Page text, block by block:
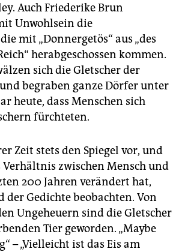
Auch Friederike Brun
Unwohlsein die
mit „Donnergetös“ aus „des
herabgeschossen kommen.
sich die Gletscher der
begraben ganze Dörfer unter
heute, dass Menschen sich
fürchteten.
Zeit stets den Spiegel vor, und
Verhältnis zwischen Mensch und
200 Jahren verändert hat,
der Gedichte beobachten. Von
Ungeheuern sind die Gletscher
Tier geworden. „Maybe
– „Vielleicht ist das Eis am